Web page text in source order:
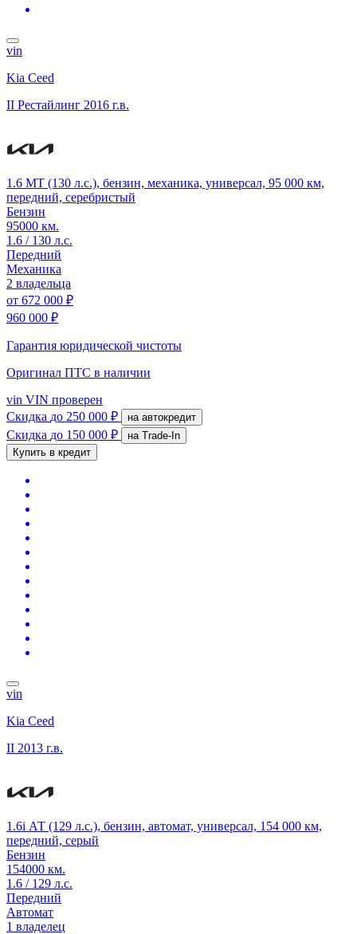
vin
Kia Ceed
II Рестайлинг 2016 г.в.
1.6 MT (130 л.с.), бензин, механика, универсал, 95 000 км,
передний, серебристый
Бензин
95000 км.
1.6 / 130 л.с.
Передний
Механика
2 владельца
от 672 000 ₽
960 000 ₽
Гарантия юридической чистоты
Оригинал ПТС в наличии
vin VIN проверен
Скидка до 250 000 ₽ на автокредит
Скидка до 150 000 ₽
на Trade-In
Купить в кредит
vin
Kia Ceed
II 2013 г.в.
1.6i АТ (129 л.с.), бензин, автомат, универсал, 154 000 км,
передний, серый
Бензин
154000 км.
1.6 / 129 л.с.
Передний
Автомат
1 владелец